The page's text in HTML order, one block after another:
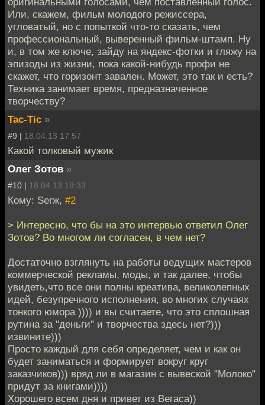
Или, скажем, фильм молодого режиссера,
угловатый, но с попыткой что-то сказать, чем
профессиональный, выверенный фильм-штамп. Ну
и, в том же ключе, зайду на яндекс-фотки и гляжу на
эпизоды из жизни, пока какой-нибудь профи не
скажет, что горизонт завален. Может, это так и есть?
Техника занимает время, предназначенное
творчеству?
Tac-Tic »
#9 | 18.04.13 17:57
Какой толковый мужик
Олег Зотов »
#10 | 18.04.13 18:33
Кому: Serж, #2
> Интересно, что бы на это интервью ответил Олег
Зотов? Во многом ли согласен, в чем нет?
Достаточно взглянуть на работы ведущих мастеров
коммерческой рекламы, моды, и так далее, чтобы
увидеть,что все они полны креатива, великолепных
идей, безупречного исполнения, во многих случаях
тонкого юмора )))) и вы считаете, что это сплошная
рутина за "деньги" и творчества здесь нет?)))
извините)))
Просто каждый для себя определяет, чем и как он
будет заниматься и формирует вокруг круг
заказчиков))) вряд ли в магазин с вывеской "Молоко"
придут за книгами))))
Хорошего всем дня и привет из Вегаса))